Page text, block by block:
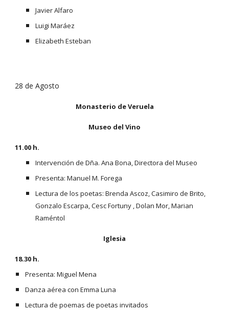
Javier Alfaro
Luigi Maráez
Elizabeth Esteban
28 de Agosto
Monasterio de Veruela
Museo del Vino
11.00 h.
Intervención de Dña. Ana Bona, Directora del Museo
Presenta: Manuel M. Forega
Lectura de los poetas: Brenda Ascoz, Casimiro de Brito,
Gonzalo Escarpa, Cesc Fortuny , Dolan Mor, Marian
Raméntol
Iglesia
18.30 h.
Presenta: Miguel Mena
Danza aérea con Emma Luna
Lectura de poemas de poetas invitados